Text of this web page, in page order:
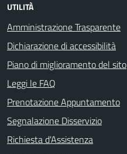
UTILITÀ
Amministrazione Trasparente
Dichiarazione di accessibilità
Piano di miglioramento del sito
Leggi le FAQ
Prenotazione Appuntamento
Segnalazione Disservizio
Richiesta d'Assistenza